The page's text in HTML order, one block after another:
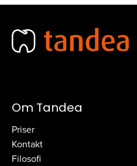
Om Tandea
Priser
Kontakt
Filosofi